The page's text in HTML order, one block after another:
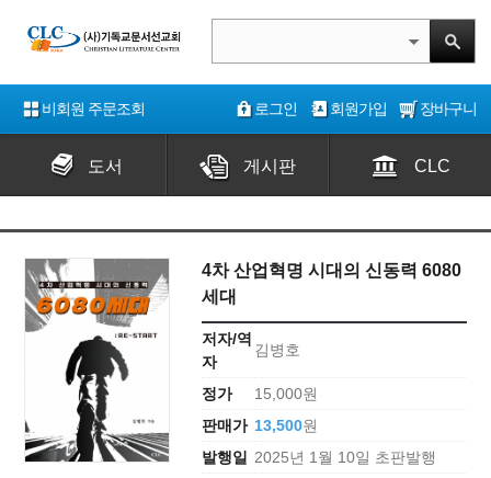
비회원 주문조회 로그인 회원가입 장바구니
도서 게시판 CLC
4차 산업혁명 시대의 신동력 6080
세대
저자/역
자
김병호
정가
15,000원
판매가 13,500원
발행일
2025년 1월 10일 초판발행